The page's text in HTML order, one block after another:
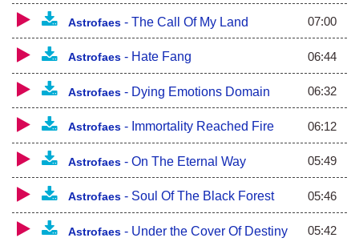
Astrofaes - The Call Of My Land 07:00
Astrofaes - Hate Fang 06:44
Astrofaes - Dying Emotions Domain 06:32
Astrofaes - Immortality Reached Fire 06:12
Astrofaes - On The Eternal Way 05:49
Astrofaes - Soul Of The Black Forest 05:46
Astrofaes - Under the Cover Of Destiny 05:42